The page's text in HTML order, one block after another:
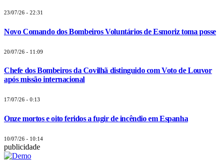
23/07/26 - 22:31
Novo Comando dos Bombeiros Voluntários de Esmoriz toma posse
20/07/26 - 11:09
Chefe dos Bombeiros da Covilhã distinguido com Voto de Louvor
após missão internacional
17/07/26 - 0:13
Onze mortos e oito feridos a fugir de incêndio em Espanha
10/07/26 - 10:14
publicidade